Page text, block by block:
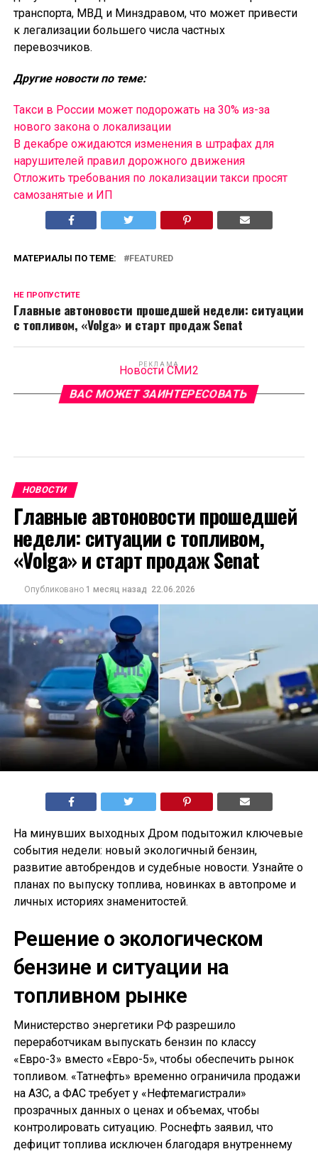
транспорта, МВД и Минздравом, что может привести
к легализации большего числа частных
перевозчиков.
Другие новости по теме:
Такси в России может подорожать на 30% из-за
нового закона о локализации
В декабре ожидаются изменения в штрафах для
нарушителей правил дорожного движения
Отложить требования по локализации такси просят
самозанятые и ИП
МАТЕРИАЛЫ ПО ТЕМЕ: FEATURED
НЕ ПРОПУСТИТЕ
Главные автоновости прошедшей недели: ситуации
с топливом, «Volga» и старт продаж Senat
РЕКЛАМА
Новости СМИ2
ВАС МОЖЕТ ЗАИНТЕРЕСОВАТЬ
НОВОСТИ
Главные автоновости прошедшей
недели: ситуации с топливом,
«Volga» и старт продаж Senat
Опубликовано 1 месяц назад 22.06.2026
На минувших выходных Дром подытожил ключевые
события недели: новый экологичный бензин,
развитие автобрендов и судебные новости. Узнайте о
планах по выпуску топлива, новинках в автопроме и
личных историях знаменитостей.
Решение о экологическом
бензине и ситуации на
топливном рынке
Министерство энергетики РФ разрешило
переработчикам выпускать бензин по классу
«Евро-3» вместо «Евро-5», чтобы обеспечить рынок
топливом. «Татнефть» временно ограничила продажи
на АЗС, а ФАС требует у «Нефтемагистрали»
прозрачных данных о ценах и объемах, чтобы
контролировать ситуацию. Роснефть заявил, что
дефицит топлива исключен благодаря внутреннему